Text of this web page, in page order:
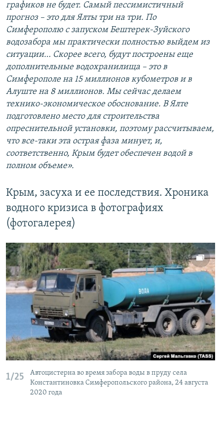
графиков не будет. Самый пессимистичный
прогноз – это для Ялты три на три. По
Симферополю с запуском Бештерек-Зуйского
водозабора мы практически полностью выйдем из
ситуации… Скорее всего, будут построены еще
дополнительные водохранилища – это в
Симферополе на 15 миллионов кубометров и в
Алуште на 8 миллионов. Мы сейчас делаем
технико-экономическое обоснование. В Ялте
подготовлено место для строительства
опреснительной установки, поэтому рассчитываем,
что все-таки эта острая фаза минует, и,
соответственно, Крым будет обеспечен водой в
полном объеме».
Крым, засуха и ее последствия. Хроника
водного кризиса в фотографиях
(фотогалерея)
1/25
Автоцистерна во время забора воды в пруду села
Константиновка Симферопольского района, 24 августа
2020 года